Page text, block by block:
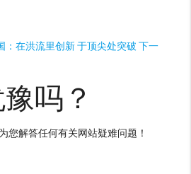
：在洪流里创新 于顶尖处突破 下一
吗？
您解答任何有关网站疑难问题！